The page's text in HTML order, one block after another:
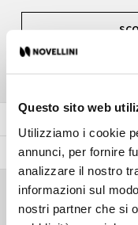
Questo sito web
Utilizziamo i cookie
annunci, per fornire
analizzare il nostro
informazioni sul
nostri partner che si
Vetro
Colore pannelli